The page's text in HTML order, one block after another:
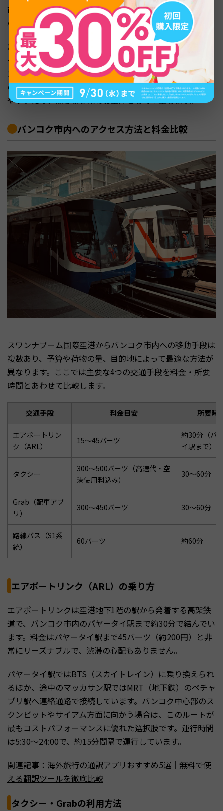
前でも帰国時でも利用できるため、買い忘れがあっても安
心です。
定番のタイ土産としては、タイ産のマンゴーを使ったドラ
イフルーツやタイティーの茶葉、ココナッツオイルを使っ
たスキンケア用品などが人気を集めています。また、タイ
の伝統的なハーブを使ったアロマグッズも軽くて持ち運び
やすいため、ばらまき用のお土産として重宝します。
バンコク市内へのアクセス方法と料金比較
スワンナプーム国際空港からバンコク市内への移動手段は
複数あり、予算や荷物の量、目的地によって最適な方法が
異なります。ここでは主要な4つの交通手段を料金・所要
時間とあわせて比較します。
交通手段 料金目安 所要時
エアポートリン
ク（ARL）
15～45バーツ
約30分（パ
イ駅まで）
タクシー
300～500バーツ（高速代・空
港使用料込み）
30～60分
Grab（配車アプ
リ）
300～450バーツ 30～60分
路線バス（S1系
統）
60バーツ 約60分
エアポートリンク（ARL）の乗り方
エアポートリンクは空港地下1階の駅から発着する高架鉄
道で、バンコク市内のパヤータイ駅まで約30分で結んでい
ます。料金はパヤータイ駅まで45バーツ（約200円）と非
常にリーズナブルで、渋滞の心配もありません。
パヤータイ駅ではBTS（スカイトレイン）に乗り換えられ
るほか、途中のマッカサン駅ではMRT（地下鉄）のペチャ
ブリ駅へ連絡通路で接続しています。バンコク中心部のス
クンビットやサイアム方面に向かう場合は、このルートが
最もコストパフォーマンスに優れた選択肢です。運行時間
は5:30～24:00で、約15分間隔で運行しています。
関連記事： 海外旅行の通訳アプリおすすめ5選｜無料で使
える翻訳ツールを徹底比較
タクシー・Grabの利用方法